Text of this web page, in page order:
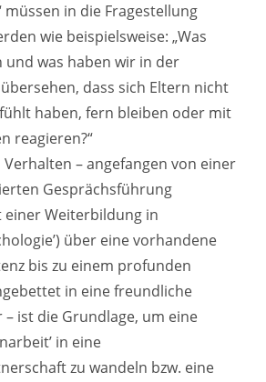
müssen in die Fragestellung
wie beispielsweise: „Was
und was haben wir in der
dass sich Eltern nicht
haben, fern bleiben oder mit
reagieren?“
– angefangen von einer
Gesprächsführung
einer Weiterbildung in
über eine vorhandene
bis zu einem profunden
in eine freundliche
ist die Grundlage, um eine
in eine
zu wandeln bzw. eine